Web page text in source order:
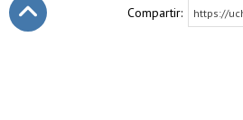
Compartir: https://